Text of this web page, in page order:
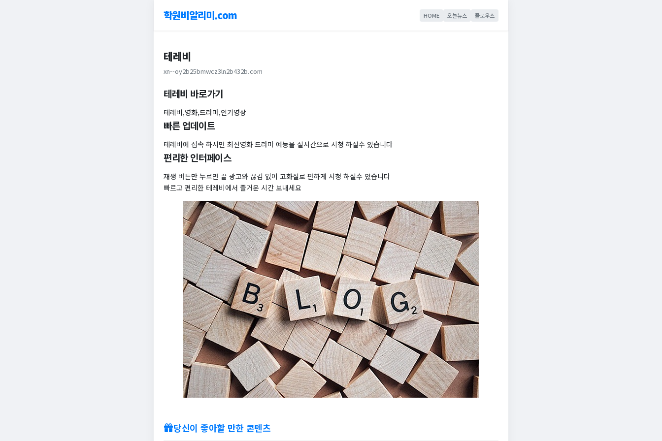
학원비알리미.com HOME 오늘뉴스 플로우스
테레비
xn--oy2b25bmwcz3ln2b432b.com
테레비 바로가기
테레비,영화,드라마,인기영상
빠른 업데이트
테레비에 접속 하시면 최신영화 드라마 예능을 실시간으로 시청 하실수 있습니다
편리한 인터페이스
재생 버튼만 누르면 끝 광고와 끊김 없이 고화질로 편하게 시청 하실수 있습니다
빠르고 편리한 테레비에서 즐거운 시간 보내세요
당신이 좋아할 만한 콘텐츠